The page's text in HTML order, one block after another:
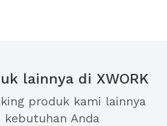
lainnya di XWORK
produk kami lainnya
kebutuhan Anda